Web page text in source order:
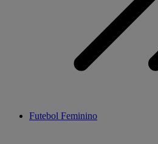
Futebol Feminino